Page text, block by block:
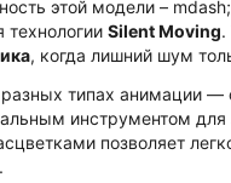
этой модели – mdash;
технологии Silent Moving.
, когда лишний шум
типах анимации
инструментом
позволяет